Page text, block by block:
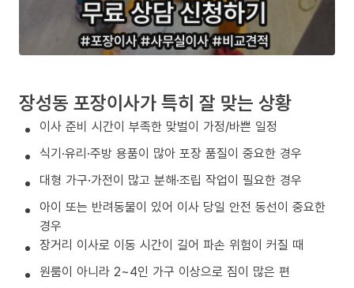
장성동 포장이사가 특히 잘 맞는 상황
이사 준비 시간이 부족한 맞벌이 가정/바쁜 일정
식기·유리·주방 용품이 많아 포장 품질이 중요한 경우
대형 가구·가전이 많고 분해·조립 작업이 필요한 경우
아이 또는 반려동물이 있어 이사 당일 안전 동선이 중요한
경우
장거리 이사로 이동 시간이 길어 파손 위험이 커질 때
원룸이 아니라 2~4인 가구 이상으로 짐이 많은 편